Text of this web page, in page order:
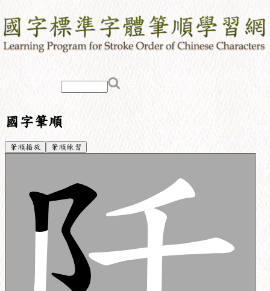
國字筆順
筆順播放 筆順練習